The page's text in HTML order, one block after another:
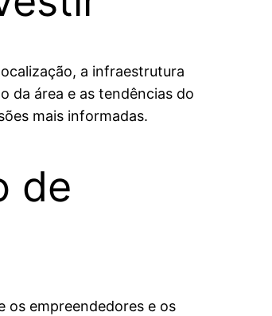
a infraestrutura
da área e as tendências do
mais informadas.
de
os empreendedores e os